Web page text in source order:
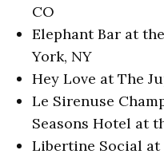
CO
Elephant Bar at
York, NY
Hey Love at The
Le Sirenuse
Seasons Hotel at
Libertine Social at